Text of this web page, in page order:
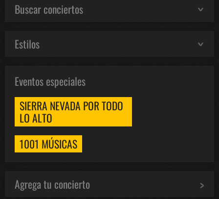
Buscar conciertos
Estilos
Eventos especiales
SIERRA NEVADA POR TODO
LO ALTO
1001 MÚSICAS
Agrega tu concierto